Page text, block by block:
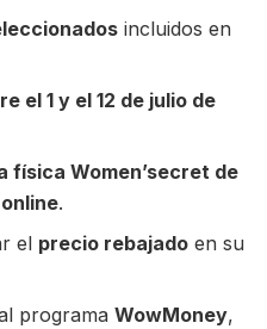
incluidos en
el 1 y el 12 de julio de
física Women’secret de
.
el precio rebajado en su
programaWowMoney,